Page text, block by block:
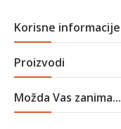
Korisne informacije
Proizvodi
Možda Vas zanima...